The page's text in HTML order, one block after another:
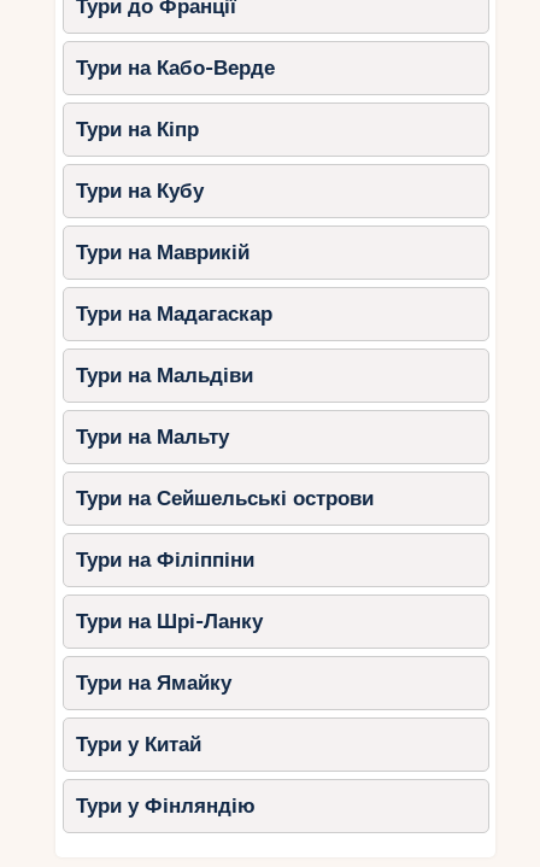
пляжі.
Слідкуйте за часом.Найкращий час
для перебування на пляжі – ранок і
пізній день, щоб уникнути палючого
сонця.
Використовуйте рятувальні
жилети.Для дітей це обов’язкова
умова при заняттях водними видами
спорту.
Перевіряйте погодні
умови.Переконайтеся, що море
спокійне, якщо плануєте активний
відпочинок.
Сейшельські острови пропонують багато
зручних пляжів для сімейного відпочинку.
Незалежно від того, який пляж ви виберете,
ваша сім’я зможе насолодитися білим піском,
теплою водою та різноманітними розвагами.
Плануйте свою подорож заздалегідь, щоб
відпочинок став незабутнім!
Тури до Франції
Тури на Кабо-Верде
Тури на Кіпр
Тури на Кубу
Тури на Маврикій
Тури на Мадагаскар
Тури на Мальдіви
Тури на Мальту
Тури на Сейшельські острови
Тури на Філіппіни
Тури на Шрі-Ланку
Тури на Ямайку
Тури у Китай
Тури у Фінляндію